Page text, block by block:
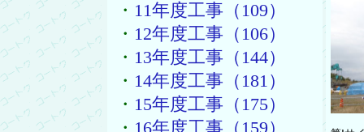
・ 11年度工事（109）
・ 12年度工事（106）
・ 13年度工事（144）
・ 14年度工事（181）
・ 15年度工事（175）
・ 16年度工事（159）